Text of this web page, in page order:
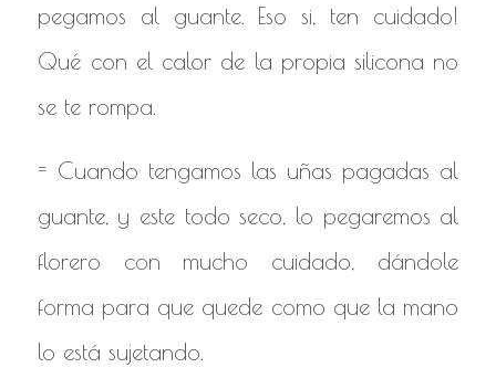
pegamos al guante. Eso si, ten cuidado!
Qué con el calor de la propia silicona no
se te rompa.
= Cuando tengamos las uñas pagadas al
guante, y este todo seco, lo pegaremos al
florero con mucho cuidado, dándole
forma para que quede como que la mano
lo está sujetando.